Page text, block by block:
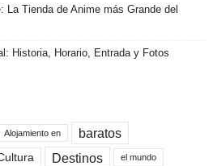
La Tienda de Anime más Grande del
Historia, Horario, Entrada y Fotos
Alojamiento en baratos
Destinos el mundo